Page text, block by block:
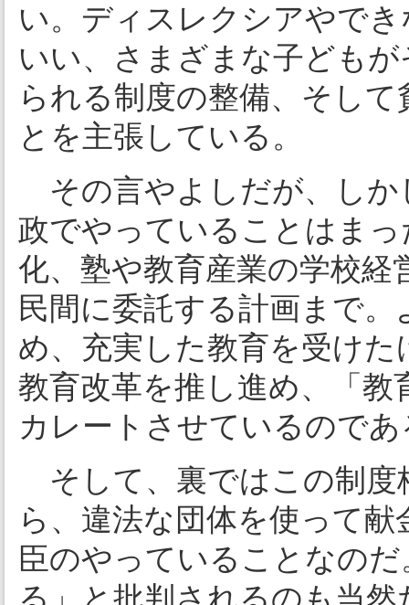
い。ディスレクシアやで
いい、さまざまな子ども
られる制度の整備、そし
とを主張している。
その言やよしだが、しか
政でやっていることはま
化、塾や教育産業の学校
民間に委託する計画まで
め、充実した教育を受け
教育改革を推し進め、「
カレートさせているのであ
そして、裏ではこの制度
ら、違法な団体を使って
臣のやっていることなの
る」と批判されるのも当然